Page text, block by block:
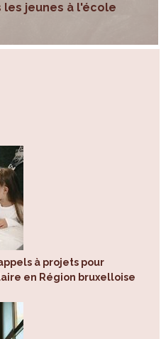
les jeunes à l'école
à projets pour
en Région bruxelloise